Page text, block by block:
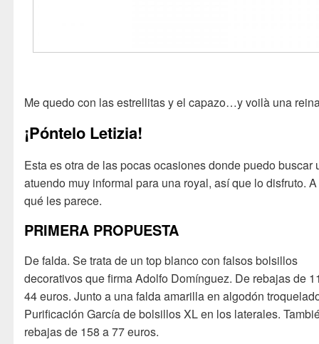
Me quedo con las estrellitas y el capazo…y voilà una
¡Póntelo Letizia!
Esta es otra de las pocas ocasiones donde puedo buscar
atuendo muy informal para una royal, así que lo disfruto.
qué les parece.
PRIMERA PROPUESTA
De falda. Se trata de un top blanco con falsos bolsillos
decorativos que firma Adolfo Domínguez. De rebajas de
44 euros. Junto a una falda amarilla en algodón
Purificación García de bolsillos XL en los laterales.
rebajas de 158 a 77 euros.